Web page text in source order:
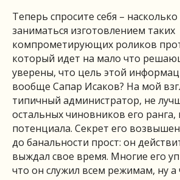
Теперь спросите себя –
заниматься изготовлением таких
компрометирующих роликов
который идет на мало что
уверены, что цель этой
вообще Сапар Исаков? На мой
типичный администратор, не
остальных чиновников его ранга,
потенциала. Секрет его
до банальности прост: он
выждал свое время. Многие его
что он служил всем режимам, ну а